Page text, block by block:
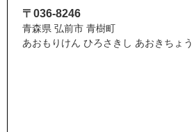
〒036-8246
青森県 弘前市 青樹町
あおもりけん ひろさきし あおきちょう